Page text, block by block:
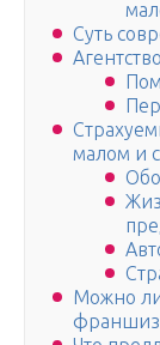
Суть
малом и
Можно